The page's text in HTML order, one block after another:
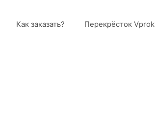
Как заказать? Перекрёсток Vprok